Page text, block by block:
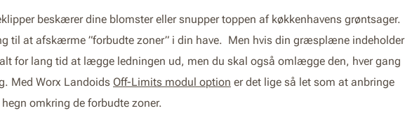
beskærer dine blomster eller snupper toppen af køkkenhavens grøntsager.
til at afskærme ”forbudte zoner” i din have. Men hvis din græsplæne indeholder
for lang tid at lægge ledningen ud, men du skal også omlægge den, hver gang
Med Worx Landoids Off-Limits modul option er det lige så let som at anbringe
omkring de forbudte zoner.